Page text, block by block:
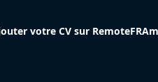
votre CV sur RemoteFR